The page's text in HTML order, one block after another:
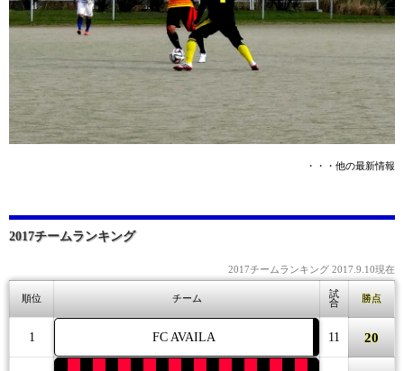
・・・他の最新情報
2017チームランキング
2017チームランキング 2017.9.10現在
順位 チーム
試
合
勝点
1 FC AVAILA 11 20